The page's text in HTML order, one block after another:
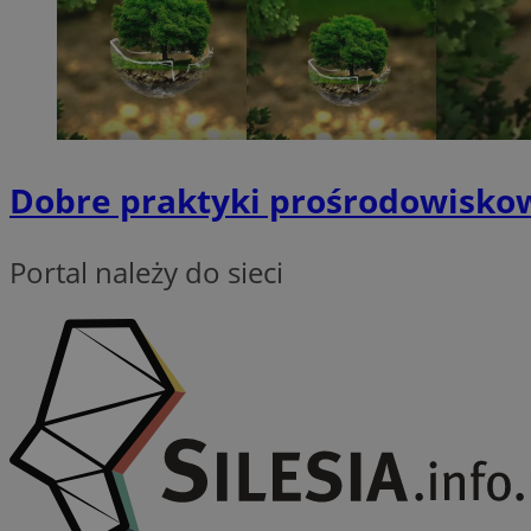
Dobre praktyki
Portal należy do sieci
SessID
QeSessID
MvSessID